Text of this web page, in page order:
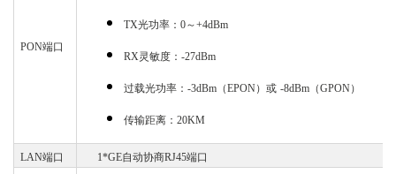
PON端口
TX光功率：0～+4dBm
RX灵敏度：-27dBm
过载光功率： -3dBm（EPON）或 -8dBm（GPON）
传输距离： 20KM
LAN端口 1*GE自动协商RJ45端口